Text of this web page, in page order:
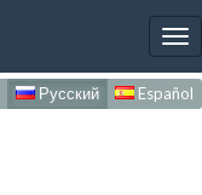
Русский Español